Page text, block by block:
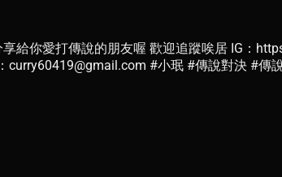
給你愛打傳說的朋友喔 歡迎追蹤唉居 IG：
#小珉 #傳說對決 #傳